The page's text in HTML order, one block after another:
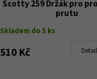
Scotty 259 Držák pro
prutu
Skladem do 5 ks
510 Kč